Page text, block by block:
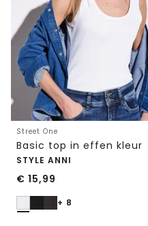
Street One
Basic top in effen kleur
STYLE ANNI
€ 15,99
+ 8